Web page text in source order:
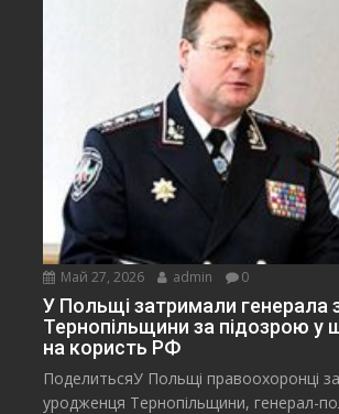
Май 27, 2026 admin 0
У Польщі затримали генерала
Тернопільщини за підозрою у
на користь РФ
ПоделитьсяУ Польщі правоохоронці
уродженця Тернопільщини, генерал-